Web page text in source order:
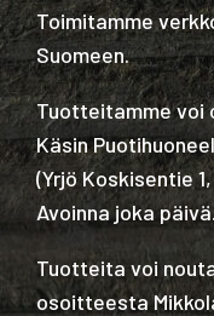
Toimitamme
Suomeen.
Tuotteitamme voi
Käsin
(Yrjö Koskisentie
Avoinna joka päivä.
Tuotteita voi
osoitteesta